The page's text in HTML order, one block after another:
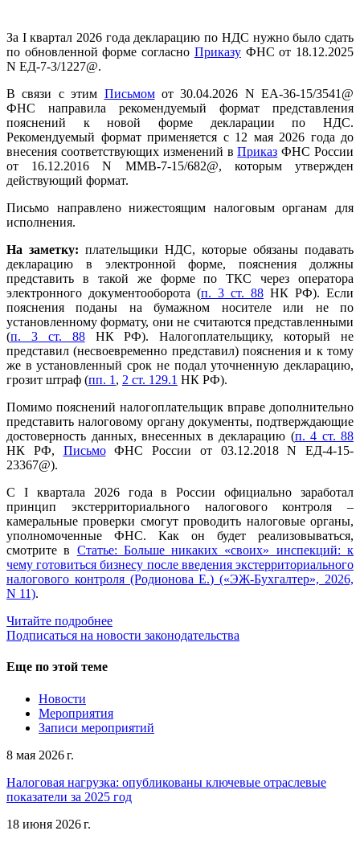
За I квартал 2026 года декларацию по НДС нужно было сдать
по обновленной форме согласно ПриказуФНС от 18.12.2025
N ЕД-7-3/1227@.
В связи с этим Письмомот 30.04.2026 N ЕА-36-15/3541@
ФНС направила рекомендуемый формат представления
пояснений к новой форме декларации по НДС.
Рекомендуемый формат применяется с 12 мая 2026 года до
внесения соответствующих изменений вПриказ ФНС России
от 16.12.2016 N ММВ-7-15/682@, которым утвержден
действующий формат.
Письмо направлено нижестоящим налоговым органам для
исполнения.
На заметку: плательщики НДС, которые обязаны подавать
декларацию в электронной форме, пояснения должны
представить в такой же форме по ТКС через оператора
электронного документооборота (п. 3 ст. 88 НК РФ). Если
пояснения поданы на бумажном носителе или не по
установленному формату, они не считаются представленными
(п. 3 ст. 88НК РФ). Налогоплательщику, который не
представил (несвоевременно представил) пояснения и к тому
же в установленный срок не подал уточненную декларацию,
грозит штраф (пп. 1 , 2 ст. 129.1 НК РФ).
Помимо пояснений налогоплательщик вправе дополнительно
представить налоговому органу документы, подтверждающие
достоверность данных, внесенных в декларацию (п. 4 ст. 88
НК РФ, ПисьмоФНС России от 03.12.2018 N ЕД-4-15-
23367@).
С I квартала 2026 года в России официально заработал
принцип экстерриториального налогового контроля –
камеральные проверки смогут проводить налоговые органы,
уполномоченные ФНС. Как он будет реализовываться,
смотрите в Статье: Больше никаких «своих» инспекций: к
чему готовиться бизнесу после введения экстерриториального
налогового контроля (Родионова Е.) («ЭЖ-Бухгалтер», 2026,
N 11).
Читайте подробнее
Подписаться на новости законодательства
Еще по этой теме
Новости
Мероприятия
Записи мероприятий
8 мая 2026 г.
Налоговая нагрузка: опубликованы ключевые отраслевые
показатели за 2025 год
18 июня 2026 г.